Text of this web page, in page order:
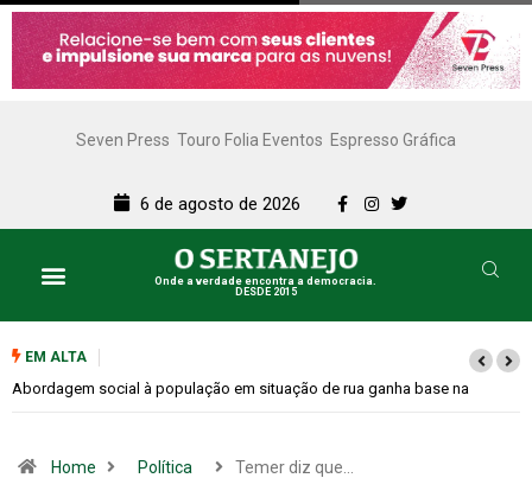
Seven Press Touro Folia Eventos Espresso Gráfica
6 de agosto de 2026
Onde a verdade encontra a democracia.
DESDE 2015
EM ALTA
Cemitérios terão horário especial e missas no Dia dos Pais
Home Política Temer diz que…